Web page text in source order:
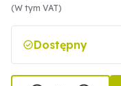
(W tym VAT)
Dostępny